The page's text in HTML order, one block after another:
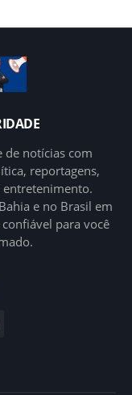
de notícias com
reportagens,
entretenimento.
e no Brasil em
para você